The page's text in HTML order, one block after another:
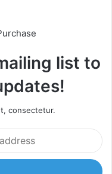
list to
consectetur.